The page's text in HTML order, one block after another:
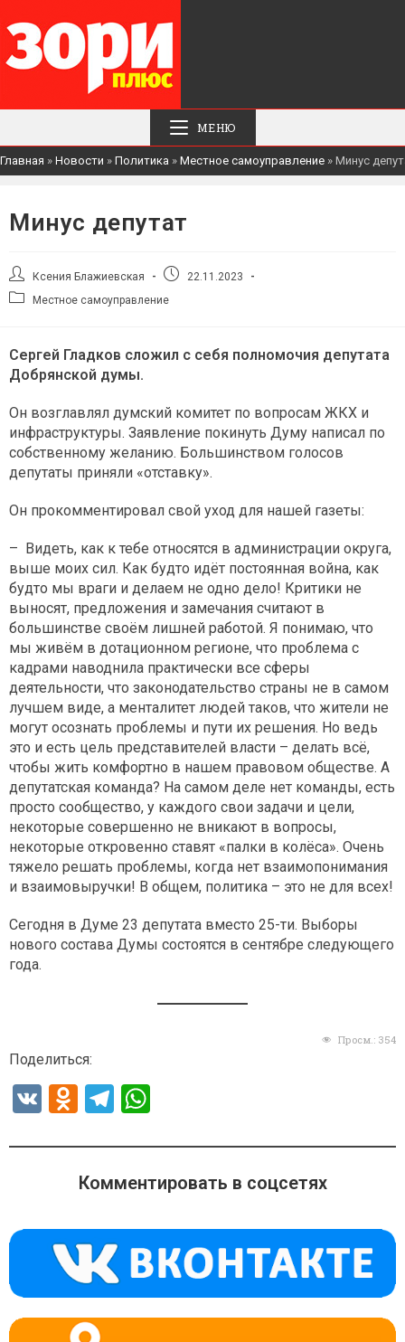
МЕНЮ
Главная » Новости » Политика » Местное самоуправление » Минус
Минус депутат
Автор
записи:
Ксения Блажиевская
Запись22.11.2023
РубрикаМестное самоуправление
Сергей Гладков сложил с себя полномочия депутата
Добрянской думы.
Он возглавлял думский комитет по вопросам ЖКХ и
инфраструктуры. Заявление покинуть Думу написал по
собственному желанию. Большинством голосов
депутаты приняли «отставку».
Он прокомментировал свой уход для нашей газеты:
– Видеть, как к тебе относятся в администрации округа,
выше моих сил. Как будто идёт постоянная война, как
будто мы враги и делаем не одно дело! Критики не
выносят, предложения и замечания считают в
большинстве своём лишней работой. Я понимаю, что
мы живём в дотационном регионе, что проблема с
кадрами наводнила практически все сферы
деятельности, что законодательство страны не в самом
лучшем виде, а менталитет людей таков, что жители не
могут осознать проблемы и пути их решения. Но ведь
это и есть цель представителей власти – делать всё,
чтобы жить комфортно в нашем правовом обществе. А
депутатская команда? На самом деле нет команды, есть
просто сообщество, у каждого свои задачи и цели,
некоторые совершенно не вникают в вопросы,
некоторые откровенно ставят «палки в колёса». Очень
тяжело решать проблемы, когда нет взаимопонимания
и взаимовыручки! В общем, политика – это не для всех!
Сегодня в Думе 23 депутата вместо 25-ти. Выборы
нового состава Думы состоятся в сентябре следующего
года.
Просм.: 354
Поделиться:
V
O
n
o
a
ss
ni
ki
T
e
gr
m
at
s
p
p
Комментировать в соцсетях